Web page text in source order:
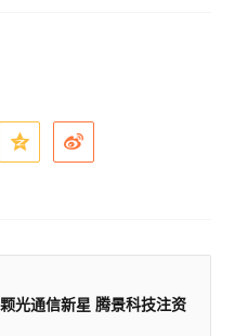
光通信新星 腾景科技注资